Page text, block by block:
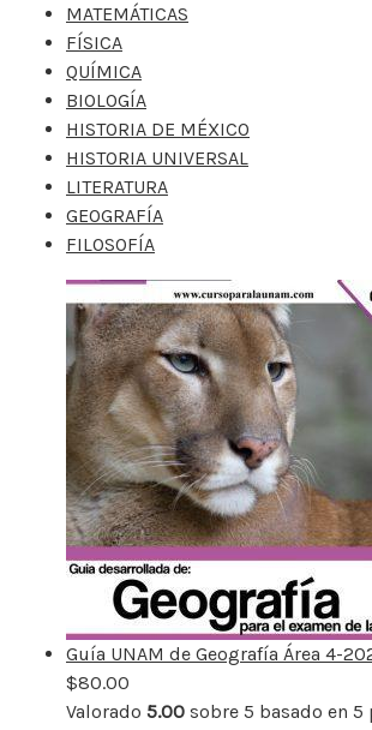
MATEMÁTICAS
FÍSICA
QUÍMICA
BIOLOGÍA
HISTORIA DE MÉXICO
HISTORIA UNIVERSAL
LITERATURA
GEOGRAFÍA
FILOSOFÍA
Guía UNAM de Geografía Área 4-
$80.00
Valorado 5.00 sobre 5 basado en 5